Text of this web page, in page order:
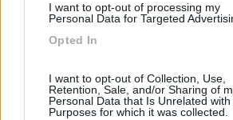
I want to opt-out of processing my
Personal Data for Targeted
Opted In
I want to opt-out of Collection, Use,
Retention, Sale, and/or Sharing of
Personal Data that Is Unrelated
Purposes for which it was collected.
Pro: mare molto bello, natura
piazzole ampie e ombreggiate
corrente ad un costo inferiore).
misura di cane e famiglie con
acqua in piazzola, market